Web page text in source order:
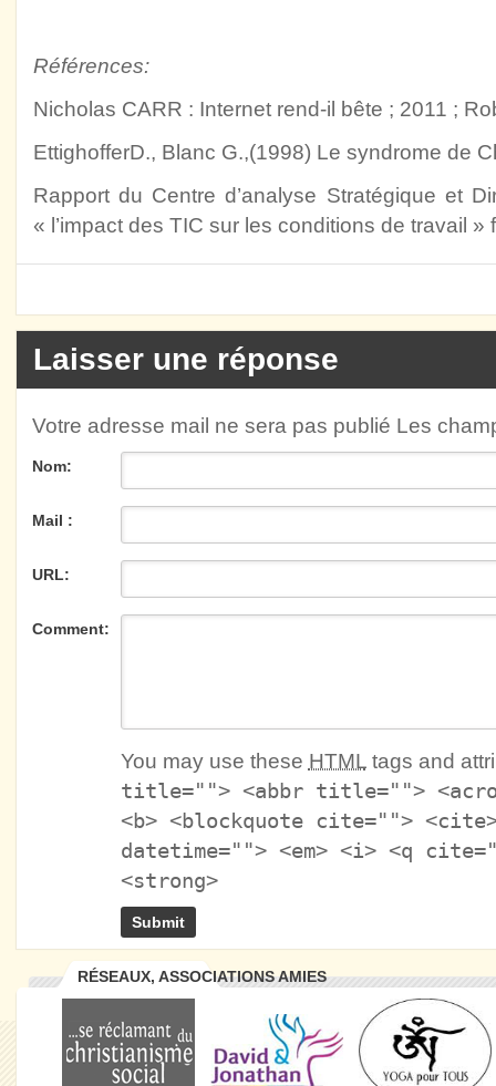
Références:
Nicholas CARR : Internet rend-il bête ; 2011 ;
EttighofferD., Blanc G.,(1998) Le syndrome de
Rapport du Centre d’analyse Stratégique et
« l’impact des TIC sur les conditions de travail »
Laisser une réponse
Votre adresse mail ne sera pas publié Les
Nom:
Mail :
URL:
Comment:
You may use these HTMLtags and
title=""> <abbr title="">
<b> <blockquote cite="">
datetime=""> <em> <i> <q
<strong>
RÉSEAUX, ASSOCIATIONS AMIES